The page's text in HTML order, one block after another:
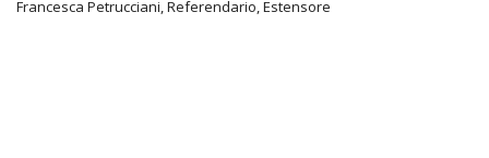
Francesca Petrucciani, Referendario, Estensore